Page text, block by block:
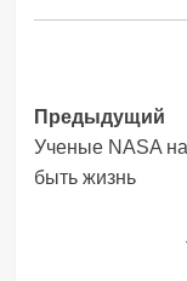
записи
Предыдущий
Ученые NASA
быть жизнь